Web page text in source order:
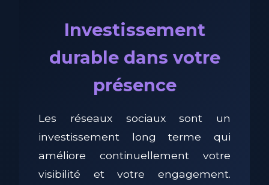
Investissement
durable dans votre
présence
Les réseaux sociaux sont un
investissement long terme qui
améliore continuellement votre
visibilité et votre engagement.